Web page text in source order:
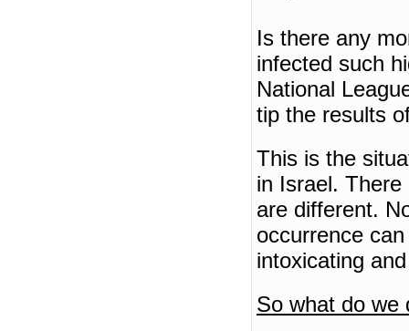
Is there any
infected such
National
tip the results
This is the
in Israel. There
are different.
occurrence
intoxicating
So what do we